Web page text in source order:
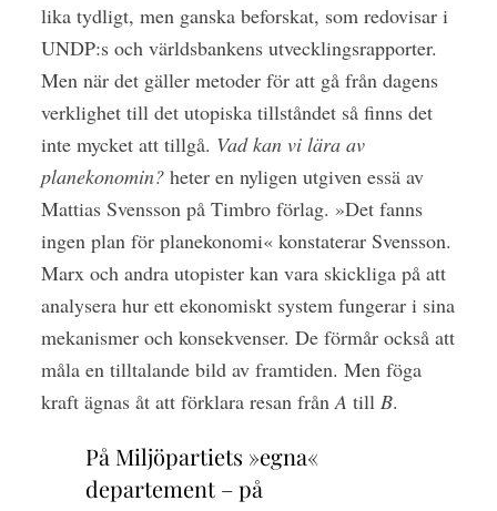
lika tydligt, men ganska beforskat, som redovisar i
UNDP:s och världsbankens utvecklingsrapporter.
Men när det gäller metoder för att gå från dagens
verklighet till det utopiska tillståndet så finns det
inte mycket att tillgå. Vad kan vi lära av
planekonomin?heter en nyligen utgiven essä av
Mattias Svensson på Timbro förlag. »Det fanns
ingen plan för planekonomi« konstaterar Svensson.
Marx och andra utopister kan vara skickliga på att
analysera hur ett ekonomiskt system fungerar i sina
mekanismer och konsekvenser. De förmår också att
måla en tilltalande bild av framtiden. Men föga
kraft ägnas åt att förklara resan frånA till B.
På Miljöpartiets »egna«
departement – på